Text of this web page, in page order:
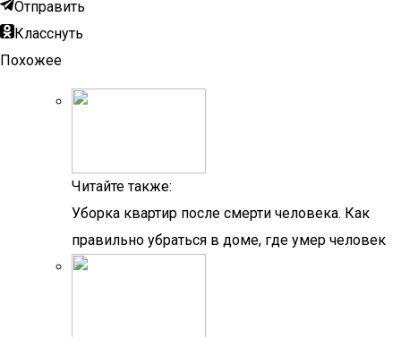
Отправить
Класснуть
Похожее
Читайте также:
Уборка квартир после смерти человека. Как
правильно убраться в доме, где умер человек